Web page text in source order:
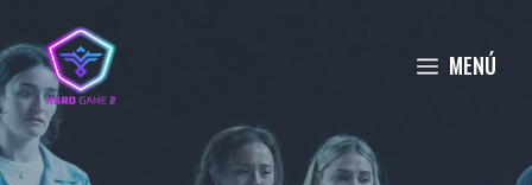
al
contenido
MENÚ